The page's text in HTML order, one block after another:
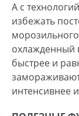
А с
избежать
охлажденный
быстрее и
интенсивнее